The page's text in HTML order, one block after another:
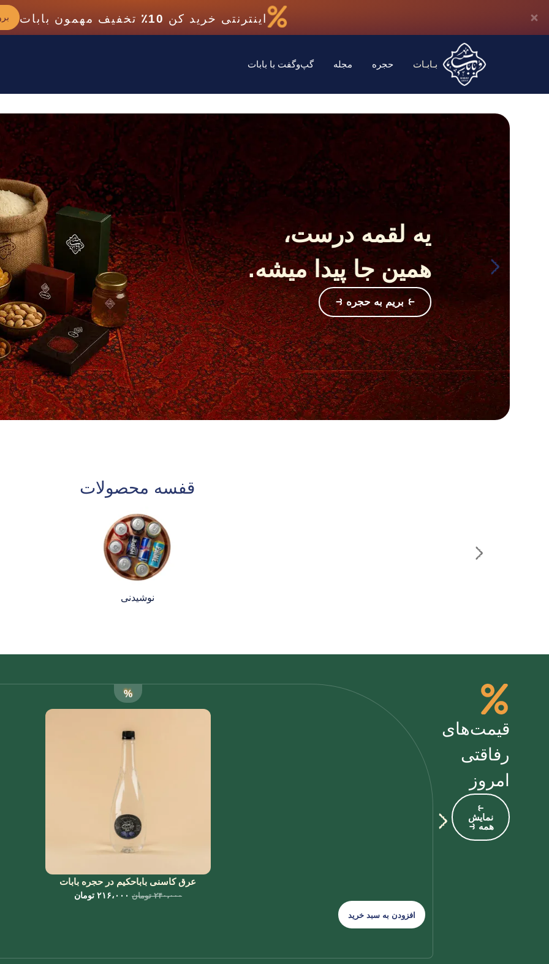
اینترنتی خرید کن 10٪ تخفیف مهمون بابات
بـابـات حجره مجله گپ‌وگفت با بابات
یه لقمه درست،
همین جا پیدا میشه.
⥼ بریم به حجره ⥽
قفسه محصولات
نوشیدنی
قیمت‌های
رفاقتی
امروز
⥼
نمایش
همه ⥽
%
عرق کاسنی باباحکیم در حجره بابات
۲۴۰،۰۰۰ تومان ۲۱۶،۰۰۰ تومان
افزودن به سبد خرید